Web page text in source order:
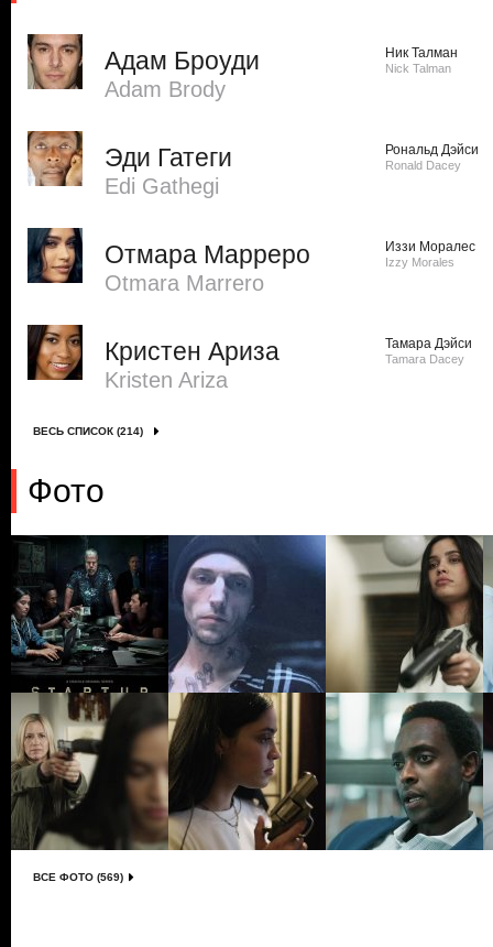
Адам Броуди
Adam Brody
Ник Талман
Nick Talman
Эди Гатеги
Edi Gathegi
Рональд Дэйси
Ronald Dacey
Отмара Марреро
Otmara Marrero
Иззи Моралес
Izzy Morales
Кристен Ариза
Kristen Ariza
Тамара Дэйси
Tamara Dacey
ВЕСЬ СПИСОК (214)
Фото
ВСЕ ФОТО (569)